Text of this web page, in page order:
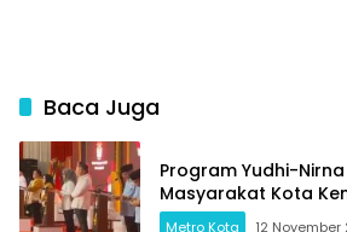
Baca Juga
Program Yudhi-
Masyarakat Kota
Metro Kota 12 November